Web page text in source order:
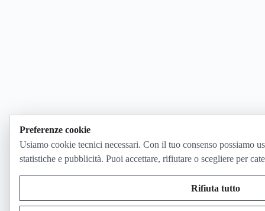
Preferenze cookie
Usiamo cookie tecnici necessari. Con il tuo consenso possiamo
statistiche e pubblicità. Puoi accettare, rifiutare o scegliere per
Rifiuta tutto